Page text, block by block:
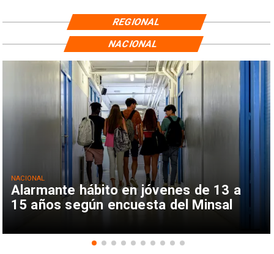
REGIONAL
Alarmante hábito en jóvenes de 13 a
15 años según encuesta del Minsal
NACIONAL
NACIONAL